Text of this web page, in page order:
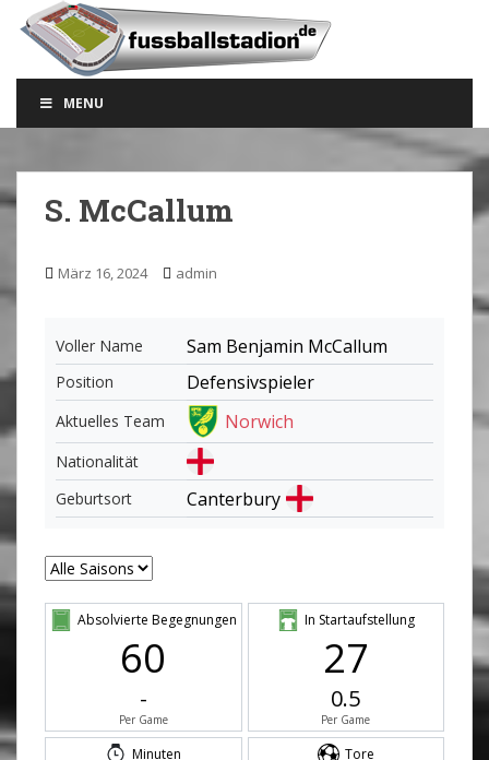
a
i
o
MENU
S. McCallum
März 16, 2024 admin
Voller Name Sam Benjamin McCallum
Position Defensivspieler
Aktuelles Team Norwich
Nationalität
Geburtsort
Canterbury
Absolvierte Begegnungen
60
-
Per Game
In Startaufstellung
27
0.5
Per Game
Minuten Tore